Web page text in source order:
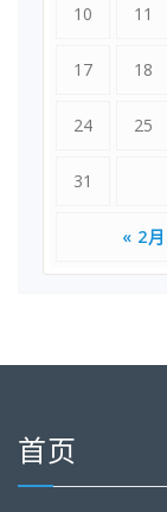
« 2月
10 11
17 18
24 25
31
首页